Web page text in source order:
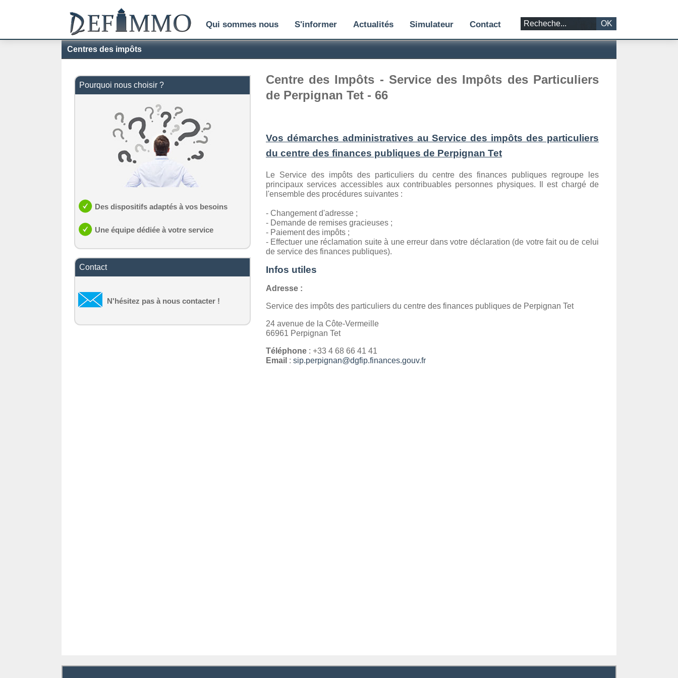
Qui sommes nous S'informer Actualités Simulateur Contact OK
Centres des impôts
Pourquoi nous choisir ?
Des dispositifs adaptés à vos besoins
Une équipe dédiée à votre service
Contact
N'hésitez pas à nous contacter !
Centre des Impôts - Service des Impôts des Particuliers
de Perpignan Tet - 66
Vos démarches administratives au Service des impôts des particuliers
du centre des finances publiques de Perpignan Tet
Le Service des impôts des particuliers du centre des finances publiques regroupe les
principaux services accessibles aux contribuables personnes physiques. Il est chargé de
l'ensemble des procédures suivantes :
- Changement d'adresse ;
- Demande de remises gracieuses ;
- Paiement des impôts ;
- Effectuer une réclamation suite à une erreur dans votre déclaration (de votre fait ou de celui
de service des finances publiques).
Infos utiles
Adresse :
Service des impôts des particuliers du centre des finances publiques de Perpignan Tet
24 avenue de la Côte-Vermeille
66961 Perpignan Tet
Téléphone: +33 4 68 66 41 41
Email : sip.perpignan@dgfip.finances.gouv.fr